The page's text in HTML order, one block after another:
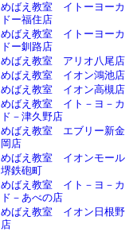
めばえ教室 イトーヨーカ
ドー福住店
めばえ教室 イトーヨーカ
ドー釧路店
めばえ教室 アリオ八尾店
めばえ教室 イオン鴻池店
めばえ教室 イオン高槻店
めばえ教室 イト－ヨ－カ
ド－津久野店
めばえ教室 エブリー新金
岡店
めばえ教室 イオンモール
堺鉄砲町
めばえ教室 イト－ヨ－カ
ド－あべの店
めばえ教室 イオン日根野
店